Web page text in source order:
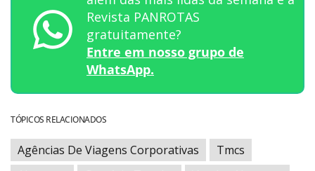
Revista PANROTAS
gratuitamente?
Entre em nosso grupo de
WhatsApp.
TÓPICOS RELACIONADOS
Agências De Viagens Corporativas
Tmcs